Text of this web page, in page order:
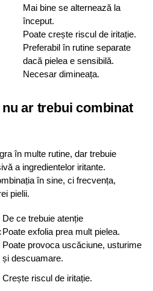
Mai bine se alternează la
început.
Poate crește riscul de iritație.
Preferabil în rutine separate
dacă pielea e sensibilă.
Necesar dimineața.
ar trebui combinat
în multe rutine, dar trebuie
a ingredientelor iritante.
în sine, ci frecvența,
pielii.
De ce trebuie atenție
Poate exfolia prea mult pielea.
Poate provoca uscăciune, usturime
și descuamare.
Crește riscul de iritație.